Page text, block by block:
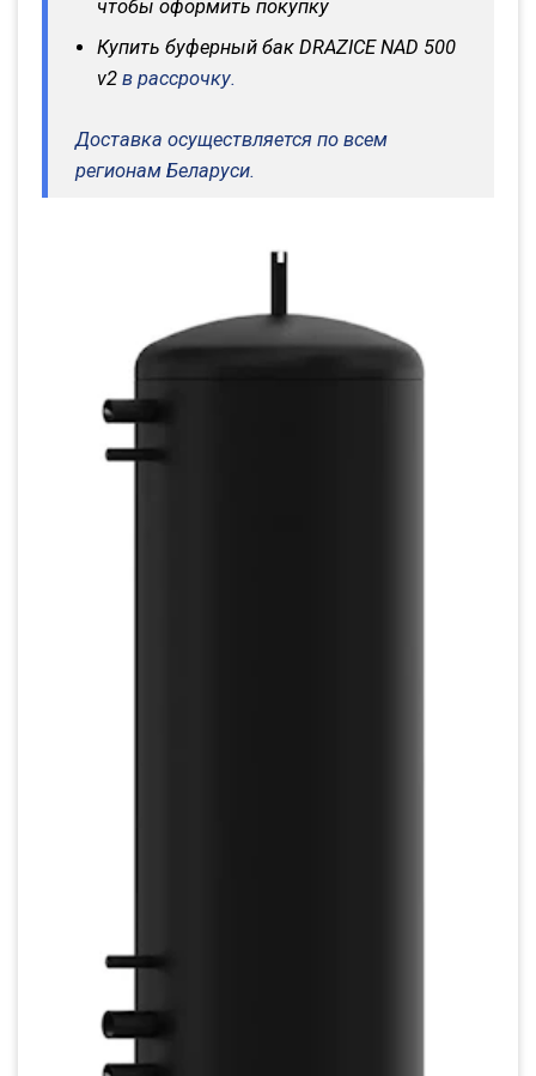
чтобы оформить покупку
Купить буферный бак DRAZICE NAD 500
v2 в рассрочку.
Доставка осуществляется по всем
регионам Беларуси.